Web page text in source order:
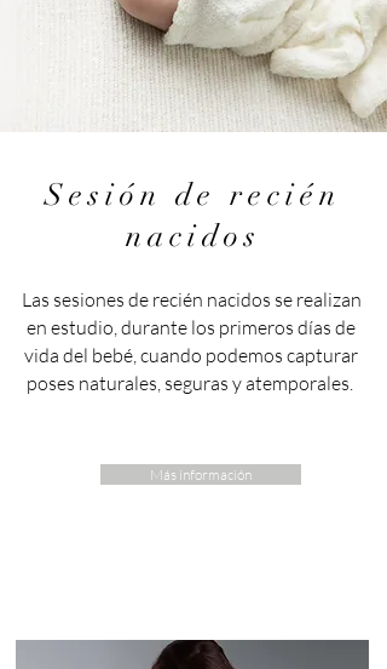
Sesión de recién
nacidos
Las sesiones de recién nacidos se realizan
en estudio, durante los primeros días de
vida del bebé, cuando podemos capturar
poses naturales, seguras y atemporales.
Más información